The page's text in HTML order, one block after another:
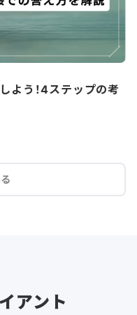
よう！4ステップの考
アント